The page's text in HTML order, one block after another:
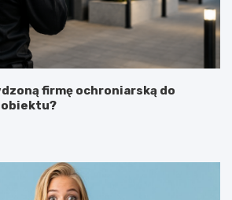
firmę ochroniarską do
obiektu?